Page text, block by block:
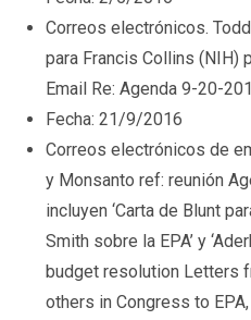
Correos electrónicos.
para Francis Collins (NIH)
Email Re: Agenda 9-20-
Fecha: 21/9/2016
Correos electrónicos de
y Monsanto ref: reunión
incluyen ‘Carta de Blunt
Smith sobre la EPA’ y
budget resolution Letters
others in Congress to